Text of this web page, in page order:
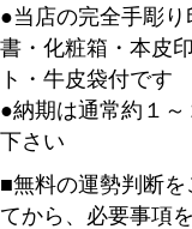
●当店の完全手彫
書・化粧箱・本皮
ト・牛皮袋付です
●納期は通常約１
下さい
■無料の運勢判断
てから、必要事項